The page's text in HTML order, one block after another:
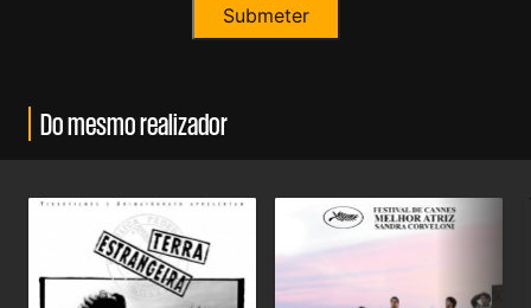
Do mesmo realizador